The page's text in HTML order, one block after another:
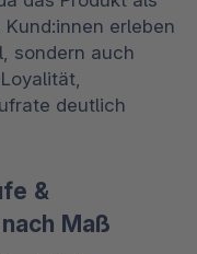
erleben
sondern auch
deutlich
&
Maß